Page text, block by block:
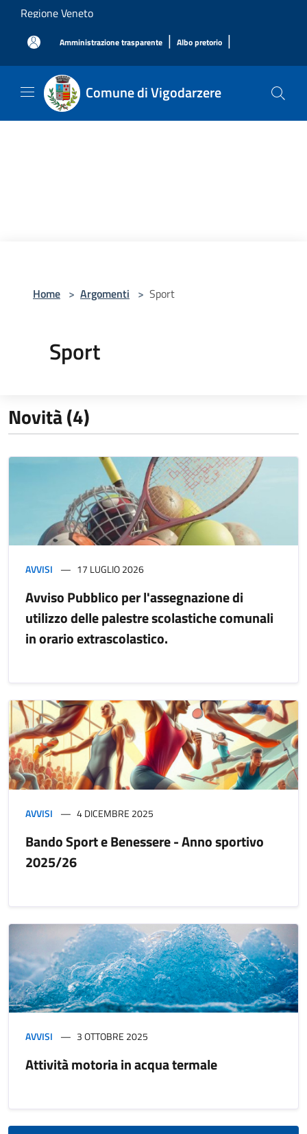
Salta al contenuto principale
Regione Veneto
Amministrazione trasparente | Albo pretorio |
Comune di Vigodarzere
Home > Argomenti > Sport
Sport
Novità (4)
AVVISI 17 LUGLIO 2026
Avviso Pubblico per l'assegnazione di
utilizzo delle palestre scolastiche comunali
in orario extrascolastico.
AVVISI 4 DICEMBRE 2025
Bando Sport e Benessere - Anno sportivo
2025/26
AVVISI 3 OTTOBRE 2025
Attività motoria in acqua termale